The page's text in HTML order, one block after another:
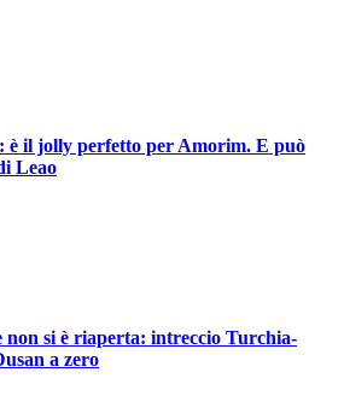
è il jolly perfetto per Amorim. E può
Leao
si è riaperta: intreccio Turchia-
a zero